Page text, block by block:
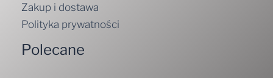
Zakup i dostawa
Polityka prywatności
Polecane